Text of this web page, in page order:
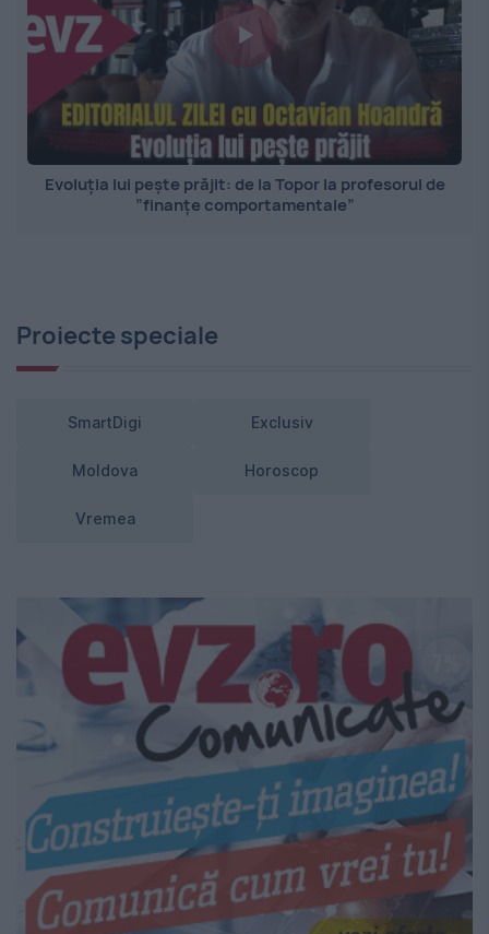
Evoluția lui pește prăjit: de la Topor la profesorul de
”finanțe comportamentale”
Proiecte speciale
SmartDigi Exclusiv
Moldova Horoscop
Vremea